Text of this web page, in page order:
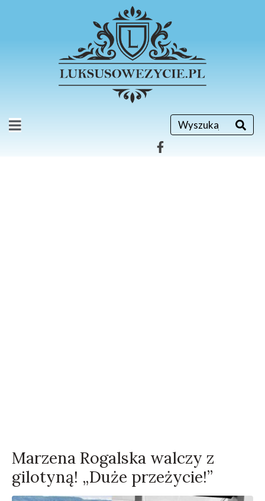
Marzena Rogalska walczy z
gilotyną! „Duże przeżycie!”